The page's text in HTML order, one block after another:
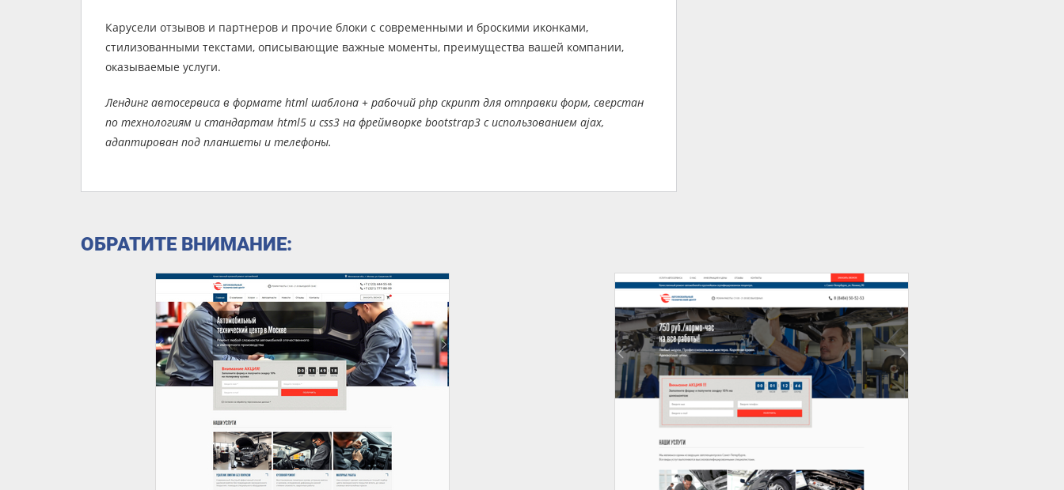
Карусели отзывов и партнеров и прочие блоки с современными и броскими иконками,
стилизованными текстами, описывающие важные моменты, преимущества вашей компании,
оказываемые услуги.
Лендинг автосервиса в формате html шаблона + рабочий php скрипт для отправки форм, сверстан
по технологиям и стандартам html5 и css3 на фреймворке bootstrap3 с использованием ajax,
адаптирован под планшеты и телефоны.
ОБРАТИТЕ ВНИМАНИЕ: